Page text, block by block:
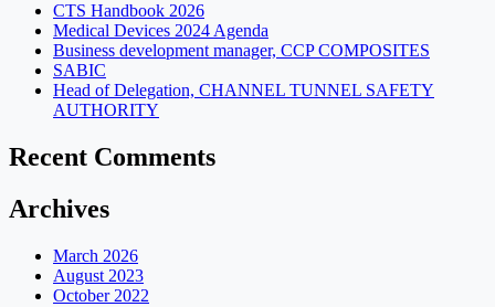
CTS Handbook 2026
Medical Devices 2024 Agenda
Business development manager, CCP COMPOSITES
SABIC
Head of Delegation, CHANNEL TUNNEL SAFETY
AUTHORITY
Recent Comments
Archives
March 2026
August 2023
October 2022